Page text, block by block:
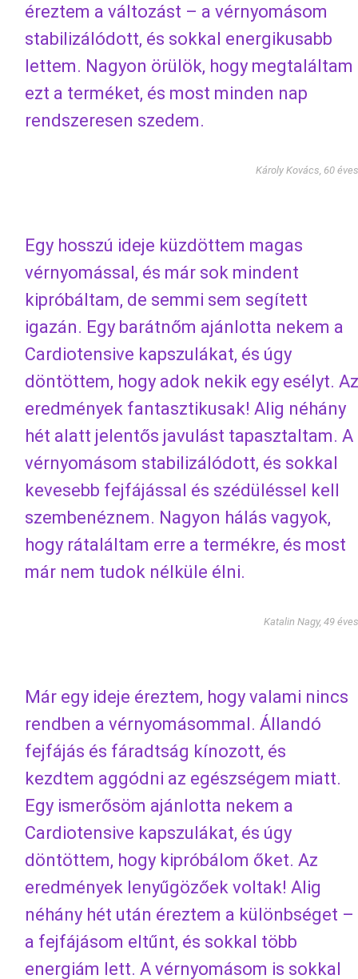
éreztem a változást – a vérnyomásom
stabilizálódott, és sokkal energikusabb
lettem. Nagyon örülök, hogy megtaláltam
ezt a terméket, és most minden nap
rendszeresen szedem.
Károly Kovács, 60 éves
Egy hosszú ideje küzdöttem magas
vérnyomással, és már sok mindent
kipróbáltam, de semmi sem segített
igazán. Egy barátnőm ajánlotta nekem a
Cardiotensive kapszulákat, és úgy
döntöttem, hogy adok nekik egy esélyt. Az
eredmények fantasztikusak! Alig néhány
hét alatt jelentős javulást tapasztaltam. A
vérnyomásom stabilizálódott, és sokkal
kevesebb fejfájással és szédüléssel kell
szembenéznem. Nagyon hálás vagyok,
hogy rátaláltam erre a termékre, és most
már nem tudok nélküle élni.
Katalin Nagy, 49 éves
Már egy ideje éreztem, hogy valami nincs
rendben a vérnyomásommal. Állandó
fejfájás és fáradtság kínozott, és
kezdtem aggódni az egészségem miatt.
Egy ismerősöm ajánlotta nekem a
Cardiotensive kapszulákat, és úgy
döntöttem, hogy kipróbálom őket. Az
eredmények lenyűgözőek voltak! Alig
néhány hét után éreztem a különbséget –
a fejfájásom eltűnt, és sokkal több
energiám lett. A vérnyomásom is sokkal